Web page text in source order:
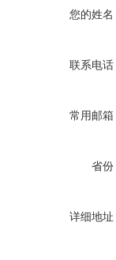
您的姓名
联系电话
常用邮箱
省份
详细地址